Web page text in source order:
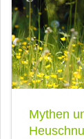
Mythen